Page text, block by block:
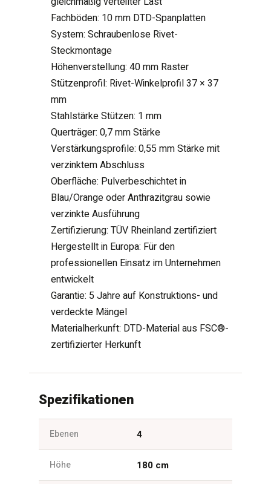
Fachböden: 10 mm DTD-Spanplatten
System: Schraubenlose Rivet-
Steckmontage
Höhenverstellung: 40 mm Raster
Stützenprofil: Rivet-Winkelprofil 37 × 37
mm
Stahlstärke Stützen: 1 mm
Querträger: 0,7 mm Stärke
Verstärkungsprofile: 0,55 mm Stärke mit
verzinktem Abschluss
Oberfläche: Pulverbeschichtet in
Blau/Orange oder Anthrazitgrau sowie
verzinkte Ausführung
Zertifizierung: TÜV Rheinland zertifiziert
Hergestellt in Europa: Für den
professionellen Einsatz im Unternehmen
entwickelt
Garantie: 5 Jahre auf Konstruktions- und
verdeckte Mängel
Materialherkunft: DTD-Material aus FSC®-
zertifizierter Herkunft
Spezifikationen
Ebenen 4
Höhe 180 cm